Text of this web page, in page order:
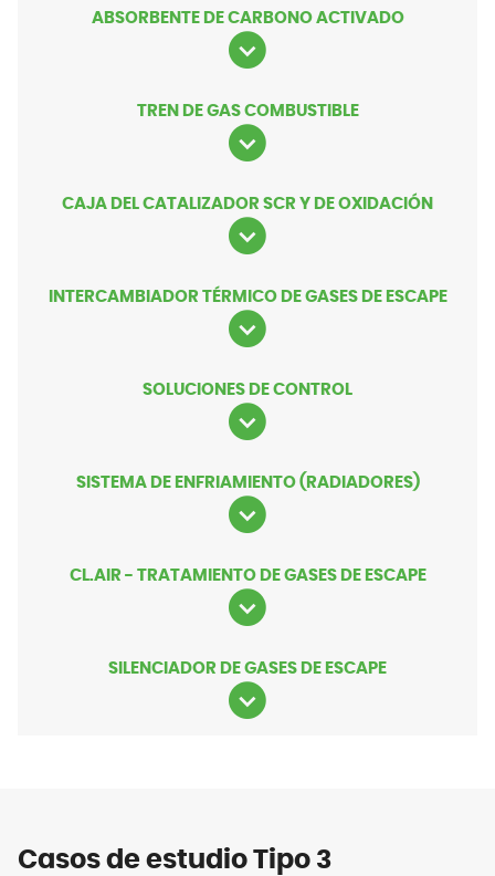
ABSORBENTE DE CARBONO ACTIVADO
TREN DE GAS COMBUSTIBLE
CAJA DEL CATALIZADOR SCR Y DE OXIDACIÓN
INTERCAMBIADOR TÉRMICO DE GASES DE ESCAPE
SOLUCIONES DE CONTROL
SISTEMA DE ENFRIAMIENTO (RADIADORES)
CL.AIR - TRATAMIENTO DE GASES DE ESCAPE
SILENCIADOR DE GASES DE ESCAPE
Casos de estudio Tipo 3